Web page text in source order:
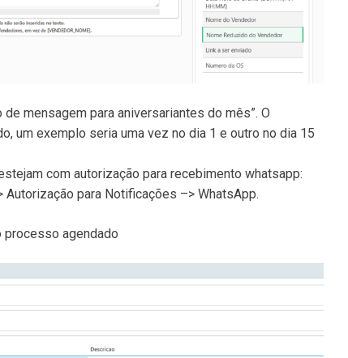
mensagem para aniversariantes do mês”. O
um exemplo seria uma vez no dia 1 e outro no dia 15
com autorização para recebimento whatsapp:
para Notificações –> WhatsApp.
agendado